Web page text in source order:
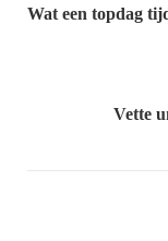
Wat een topdag
Vette